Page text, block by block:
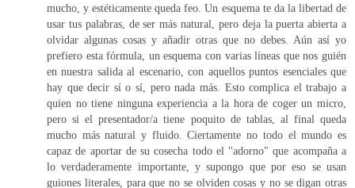
mucho, y estéticamente queda feo. Un esquema te da la libertad de
usar tus palabras, de ser más natural, pero deja la puerta abierta a
olvidar algunas cosas y añadir otras que no debes. Aún así yo
prefiero esta fórmula, un esquema con varias líneas que nos guién
en nuestra salida al escenario, con aquellos puntos esenciales que
hay que decir sí o sí, pero nada más. Esto complica el trabajo a
quien no tiene ninguna experiencia a la hora de coger un micro,
pero si el presentador/a tiene poquito de tablas, al final queda
mucho más natural y fluido. Ciertamente no todo el mundo es
capaz de aportar de su cosecha todo el "adorno" que acompaña a
lo verdaderamente importante, y supongo que por eso se usan
guiones literales, para que no se olviden cosas y no se digan otras